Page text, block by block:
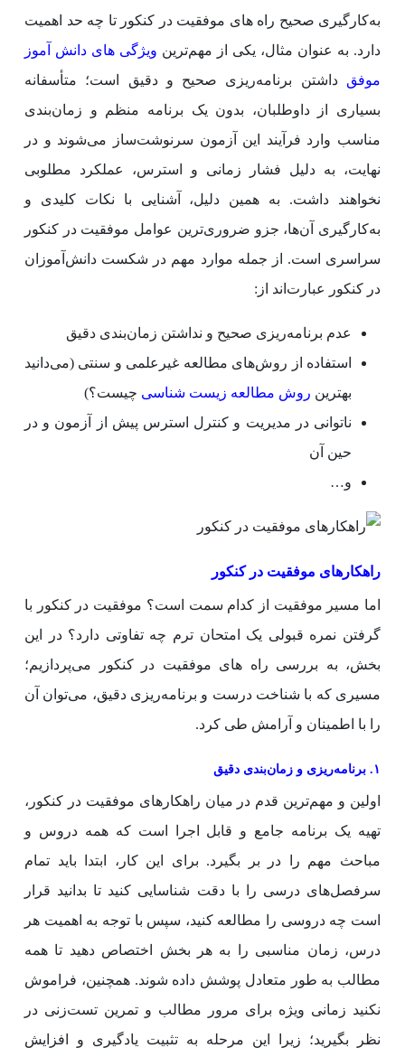
به‌کارگیری صحیح راه های موفقیت در کنکور تا چه حد اهمیت
دارد. به عنوان مثال، یکی از مهم‌ترین ویژگی های دانش آموز
موفق داشتن برنامه‌ریزی صحیح و دقیق است؛ متأسفانه
بسیاری از داوطلبان، بدون یک برنامه منظم و زمان‌بندی
مناسب وارد فرآیند این آزمون سرنوشت‌ساز می‌شوند و در
نهایت، به دلیل فشار زمانی و استرس، عملکرد مطلوبی
نخواهند داشت. به همین دلیل، آشنایی با نکات کلیدی و
به‌کارگیری آن‌ها، جزو ضروری‌ترین عوامل موفقیت در کنکور
سراسری است. از جمله موارد مهم در شکست دانش‌آموزان
در کنکور عبارت‌اند از:
عدم برنامه‌ریزی صحیح و نداشتن زمان‌بندی دقیق
استفاده از روش‌های مطالعه غیرعلمی و سنتی (می‌دانید
بهترین روش مطالعه زیست شناسی چیست؟)
ناتوانی در مدیریت و کنترل استرس پیش از آزمون و در
حین آن
و…
راهکارهای موفقیت در کنکور
اما مسیر موفقیت از کدام سمت است؟ موفقیت در کنکور با
گرفتن نمره قبولی یک امتحان ترم چه تفاوتی دارد؟ در این
بخش، به بررسی راه ‌های موفقیت در کنکور می‌پردازیم؛
مسیری که با شناخت درست و برنامه‌ریزی دقیق، می‌توان آن
را با اطمینان و آرامش طی کرد.
۱. برنامه‌ریزی و زمان‌بندی دقیق
اولین و مهم‌ترین قدم در میان راهکارهای موفقیت در کنکور،
تهیه یک برنامه جامع و قابل اجرا است که همه دروس و
مباحث مهم را در بر بگیرد. برای این کار، ابتدا باید تمام
سرفصل‌های درسی را با دقت شناسایی کنید تا بدانید قرار
است چه دروسی را مطالعه کنید، سپس با توجه به اهمیت هر
درس، زمان مناسبی را به هر بخش اختصاص دهید تا همه
مطالب به طور متعادل پوشش داده شوند. همچنین، فراموش
نکنید زمانی ویژه برای مرور مطالب و تمرین تست‌زنی در
نظر بگیرید؛ زیرا این مرحله به تثبیت یادگیری و افزایش